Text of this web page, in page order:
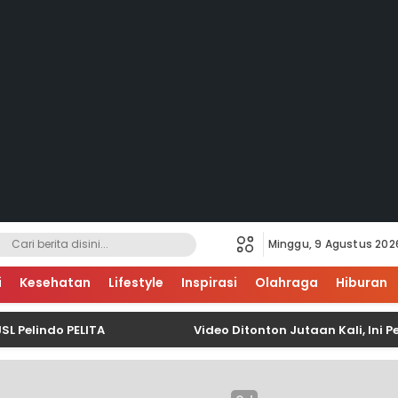
Minggu, 9 Agustus
Kesehatan Lifestyle Inspirasi Olahraga Hiburan
PELITA Video Ditonton Jutaan Kali, Ini